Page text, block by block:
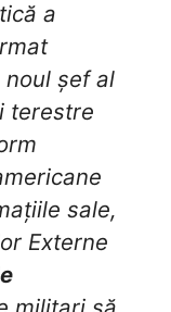
a
noul șef al
terestre
sale,
Externe